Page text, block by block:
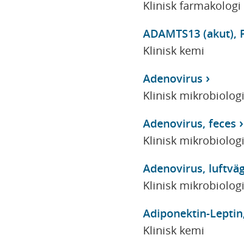
Klinisk farmakologi
ADAMTS13 (akut),
Klinisk kemi
Adenovirus
Klinisk mikrobiologi
Adenovirus, feces
Klinisk mikrobiologi
Adenovirus,
Klinisk mikrobiologi
Adiponektin-
Klinisk kemi